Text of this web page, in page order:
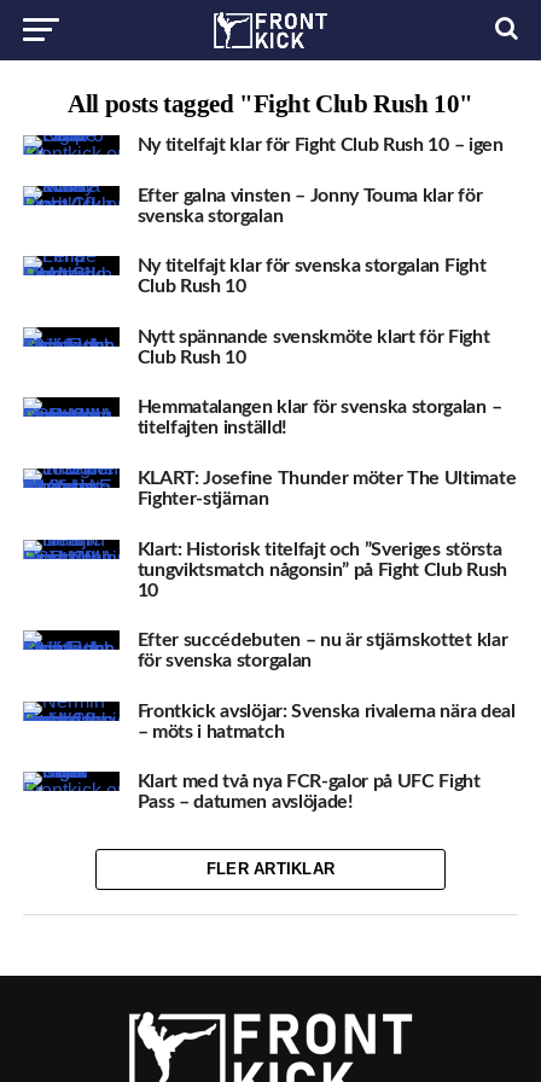
All posts tagged "Fight Club Rush 10"
Ny titelfajt klar för Fight Club Rush 10 – igen
Efter galna vinsten – Jonny Touma klar för
svenska storgalan
Ny titelfajt klar för svenska storgalan Fight
Club Rush 10
Nytt spännande svenskmöte klart för Fight
Club Rush 10
Hemmatalangen klar för svenska storgalan –
titelfajten inställd!
KLART: Josefine Thunder möter The Ultimate
Fighter-stjärnan
Klart: Historisk titelfajt och ”Sveriges största
tungviktsmatch någonsin” på Fight Club Rush
10
Efter succédebuten – nu är stjärnskottet klar
för svenska storgalan
Frontkick avslöjar: Svenska rivalerna nära deal
– möts i hatmatch
Klart med två nya FCR-galor på UFC Fight
Pass – datumen avslöjade!
FLER ARTIKLAR